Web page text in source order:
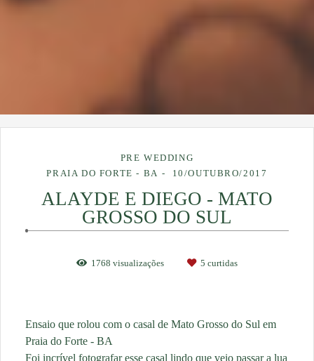
PRE WEDDING
PRAIA DO FORTE - BA
10/OUTUBRO/2017
ALAYDE E DIEGO - MATO
GROSSO DO SUL
1768 visualizações 5 curtidas
Ensaio que rolou com o casal de Mato Grosso do Sul em
Praia do Forte - BA
Foi incrível fotografar esse casal lindo que veio passar a lua